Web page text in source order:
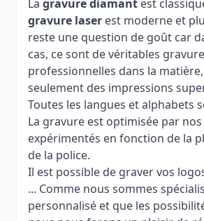
La gravure diamant est
gravure laser est moderne et
reste une question de goût car
cas, ce sont de véritables
professionnelles dans la
seulement des impressions
Toutes les langues et alphabets
La gravure est optimisée par
expérimentés en fonction de la
de la police.
Il est possible de graver vos
... Comme nous sommes
personnalisé et que les